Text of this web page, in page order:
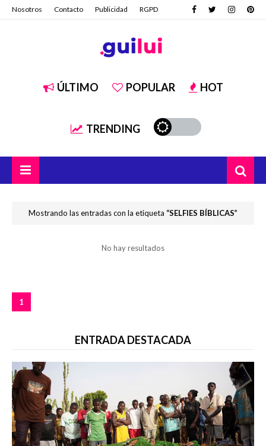
Nosotros Contacto Publicidad RGPD
ÚLTIMO POPULAR HOT
TRENDING
Mostrando las entradas con la etiqueta SELFIES BÍBLICAS
No hay resultados
1
ENTRADA DESTACADA